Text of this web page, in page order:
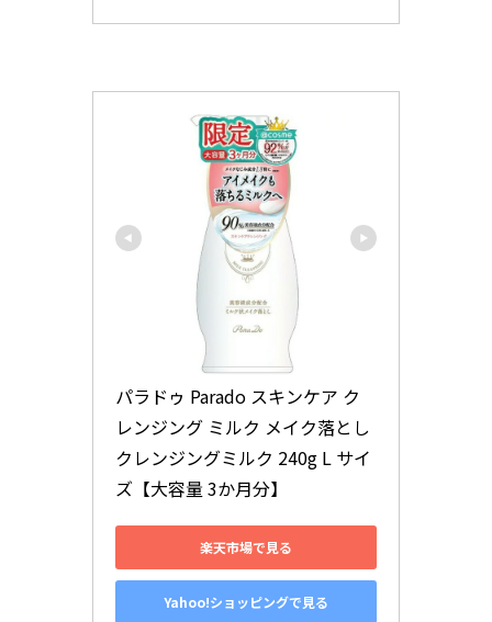
パラドゥ Parado スキンケア ク
レンジング ミルク メイク落とし
クレンジングミルク 240g L サイ
ズ【大容量 3か月分】
楽天市場で見る
Yahoo!ショッピングで見る